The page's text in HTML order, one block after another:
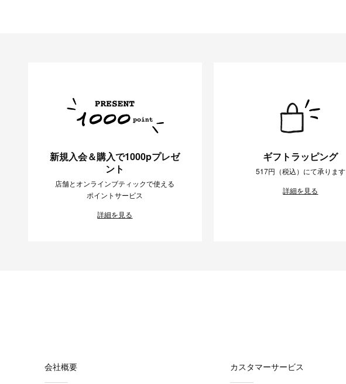
新規入会＆購入で1000pプレゼ
ント
店舗とオンラインブティックで使える
ポイントサービス
詳細を見る
ギフトラッピング
517円（税込）にて承ります
詳細を見る
会社概要 カスタマーサービス